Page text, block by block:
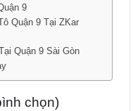
9
Quận 9 Tại ZKar
Quận 9 Sài Gòn
chọn)